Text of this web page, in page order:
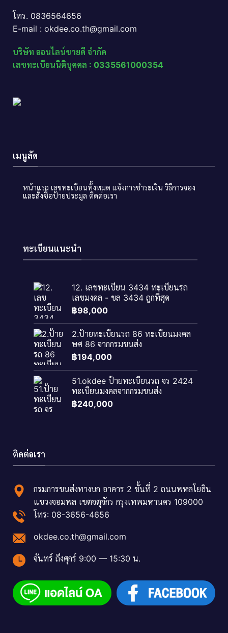
โทร. 0836564656
E-mail : okdee.co.th@gmail.com
บริษัท ออนไลน์ขายดี จำกัด
เลขทะเบียนนิติบุคคล : 0335561000354
เมนูลัด
หน้าแรก เลขทะเบียนทั้งหมด แจ้งการชำระเงิน วิธีการจอง
และสั่งซื้อป้ายประมูล ติดต่อเรา
ทะเบียนแนะนำ
12. เลขทะเบียน 3434 ทะเบียนรถ
เลขมงคล - ขล 3434 ถูกที่สุด
฿98,000
2.ป้ายทะเบียนรถ 86 ทะเบียนมงคล
ษศ 86 จากกรมขนส่ง
฿194,000
51.okdee ป้ายทะเบียนรถ จร 2424
ทะเบียนมงคลจากกรมขนส่ง
฿240,000
ติดต่อเรา
กรมการขนส่งทางบก อาคาร 2 ชั้นที่ 2 ถนนพหลโยธิน
แขวงจอมพล เขตจตุจักร กรุงเทพมหานคร 109000
โทร: 08-3656-4656
okdee.co.th@gmail.com
จันทร์ ถึงศุกร์ 9:00 — 15:30 น.